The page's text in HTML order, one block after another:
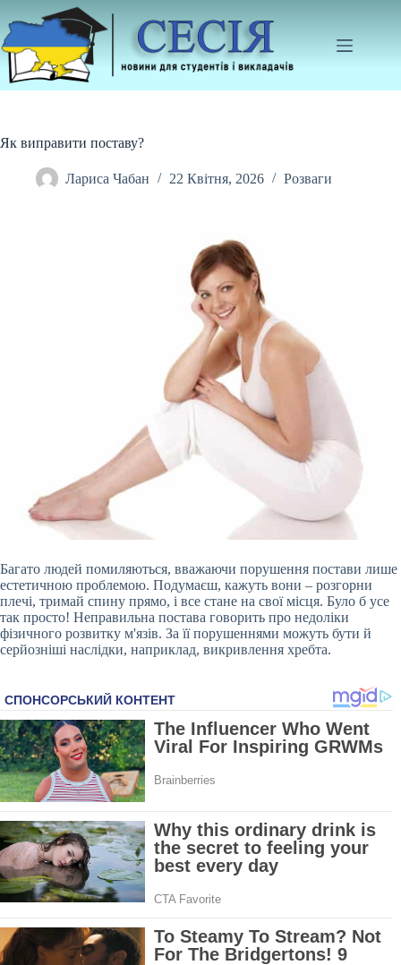
до
вмісту
Як виправити поставу?
Лариса Чабан 22 Квітня, 2026 Розваги
Багато людей помиляються, вважаючи порушення постави лише
естетичною проблемою. Подумаєш, кажуть вони – розгорни
плечі, тримай спину прямо, і все стане на свої місця. Було б усе
так просто! Неправильна постава говорить про недоліки
фізичного розвитку м'язів. За її порушеннями можуть бути й
серйозніші наслідки, наприклад, викривлення хребта.